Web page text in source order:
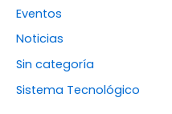
Eventos
Noticias
Sin categoría
Sistema Tecnológico